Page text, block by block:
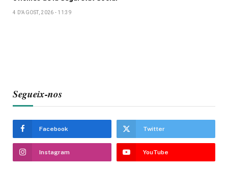
4 D'AGOST, 2026 - 11:39
Segueix-nos
Facebook Twitter
Instagram YouTube